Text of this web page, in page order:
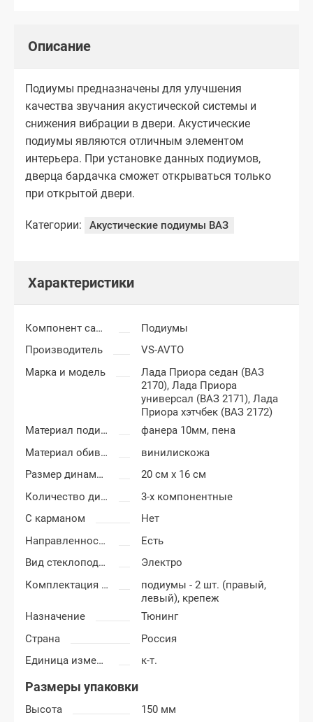
Описание
Подиумы предназначены для улучшения
качества звучания акустической системы и
снижения вибрации в двери. Акустические
подиумы являются отличным элементом
интерьера. При установке данных подиумов,
дверца бардачка сможет открываться только
при открытой двери.
Категории: Акустические подиумы ВАЗ
Характеристики
Компонент салона
Подиумы
Производитель
VS-AVTO
Марка и модель
Лада Приора седан (ВАЗ
2170),Лада Приора
универсал (ВАЗ 2171),Лада
Приора хэтчбек (ВАЗ 2172)
Материал подиумов
фанера 10мм, пена
Материал обивки подиумов
винилискожа
Размер динамиков
20 см x 16 см
Количество динамиков
3-х компонентные
С карманом
Нет
Направленность
Есть
Вид стеклоподъемников
Электро
Комплектация подиумов
подиумы - 2 шт. (правый,
левый), крепеж
Назначение
Тюнинг
Страна
Россия
Единица измерения
к-т.
Размеры упаковки
Высота 150 мм